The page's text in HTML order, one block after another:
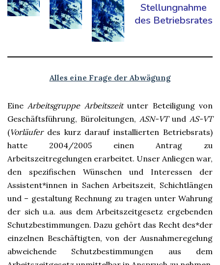
Stellungnahme
des Betriebsrates
Alles eine Frage der Abwägung
EineArbeitsgruppe Arbeitszeitunter Beteiligung von
Geschäftsführung, Büroleitungen, ASN-VTund AS-VT
(Vorläuferdes kurz darauf installierten Betriebsrats)
hatte 2004/2005 einen Antrag zu
Arbeitszeitregelungen erarbeitet. Unser Anliegen war,
den spezifischen Wünschen und Interessen der
Assistent*innen in Sachen Arbeitszeit, Schichtlängen
und – gestaltung Rechnung zu tragen unter Wahrung
der sich u.a. aus dem Arbeitszeitgesetz ergebenden
Schutzbestimmungen. Dazu gehört das Recht des*der
einzelnen Beschäftigten, von der Ausnahmeregelung
abweichende Schutzbestimmungen aus dem